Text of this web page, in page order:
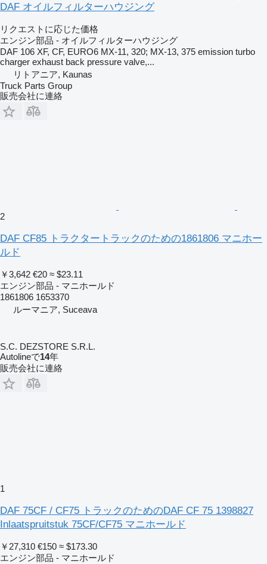
DAF オイルフィルターハウジング
リクエストに応じた価格
エンジン部品 - オイルフィルターハウジング
DAF 106 XF, CF, EURO6 MX-11, 320; MX-13, 375 emission turbo
charger exhaust back pressure valve,...
リトアニア, Kaunas
Truck Parts Group
販売会社に連絡
2
DAF CF85 トラクタートラックのための1861806 マニホー
ルド
￥3,642 €20 ≈ $23.11
エンジン部品 - マニホールド
1861806 1653370
ルーマニア, Suceava
S.C. DEZSTORE S.R.L.
Autolineで14年
販売会社に連絡
1
DAF 75CF / CF75 トラックのためのDAF CF 75 1398827
Inlaatspruitstuk 75CF/CF75 マニホールド
￥27,310 €150 ≈ $173.30
エンジン部品 - マニホールド